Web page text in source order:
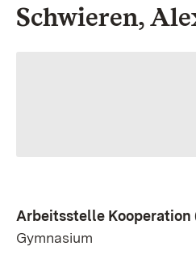
Schwieren,
Arbeitsstelle Kooperation
Gymnasium